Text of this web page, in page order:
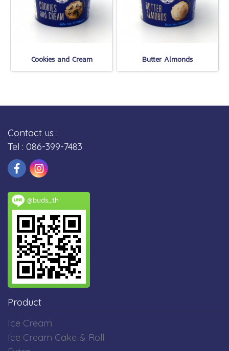
Cookies and Cream Butter Almonds
Contact us :
Tel : 086-399-7483
@buds_th
Product
Ice Cream
Ice Cream Cake & Roll